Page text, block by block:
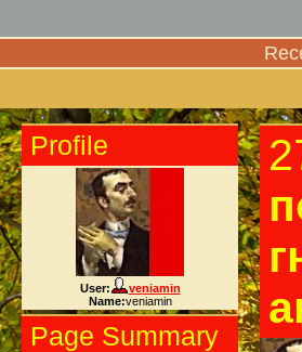
Profile
User:
veniamin
Name:veniamin
Page Summary